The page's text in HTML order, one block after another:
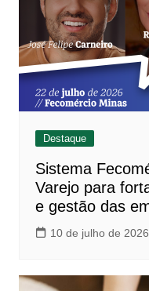
Destaque
Sistema
Varejo para
e gestão das
10 de julho de 2026